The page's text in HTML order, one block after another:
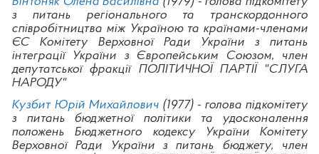
з питань регіонального та транскордонного
співробітництва між Україною та країнами-членами
ЄС Комітету Верховної Ради України з питань
інтеграції України з Європейським Союзом, член
депутатської фракції ПОЛІТИЧНОЇ ПАРТІЇ "СЛУГА
НАРОДУ"
Кузбит Юрій Михайлович (1977) - голова підкомітету
з питань бюджетної політики та удосконалення
положень Бюджетного кодексу України Комітету
Верховної Ради України з питань бюджету, член